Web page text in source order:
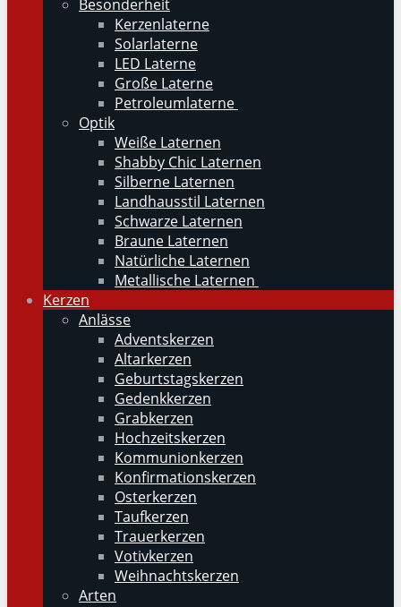
Besonderheit
Kerzenlaterne
Solarlaterne
LED Laterne
Große Laterne
Petroleumlaterne
Optik
Weiße Laternen
Shabby Chic Laternen
Silberne Laternen
Landhausstil Laternen
Schwarze Laternen
Braune Laternen
Natürliche Laternen
Metallische Laternen
Kerzen
Anlässe
Adventskerzen
Altarkerzen
Geburtstagskerzen
Gedenkkerzen
Grabkerzen
Hochzeitskerzen
Kommunionkerzen
Konfirmationskerzen
Osterkerzen
Taufkerzen
Trauerkerzen
Votivkerzen
Weihnachtskerzen
Arten